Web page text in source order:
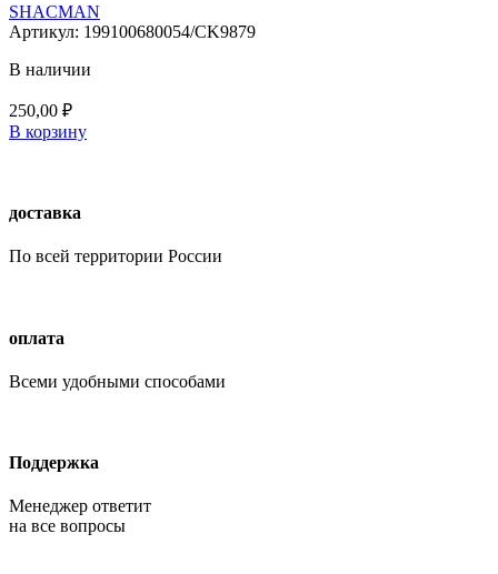
SHACMAN
Артикул: 199100680054/CK9879
В наличии
250,00 ₽
В корзину
доставка
По всей территории России
оплата
Всеми удобными способами
Поддержка
Менеджер ответит
на все вопросы